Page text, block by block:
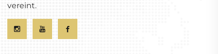
vereint.